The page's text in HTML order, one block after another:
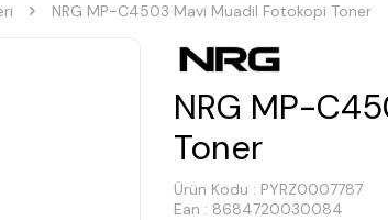
NRG MP-C4503 Mavi Muadil Fotokopi Toner
NRG MP-
Toner
Ürün Kodu : PYRZ0007787
Ean : 8684720030084